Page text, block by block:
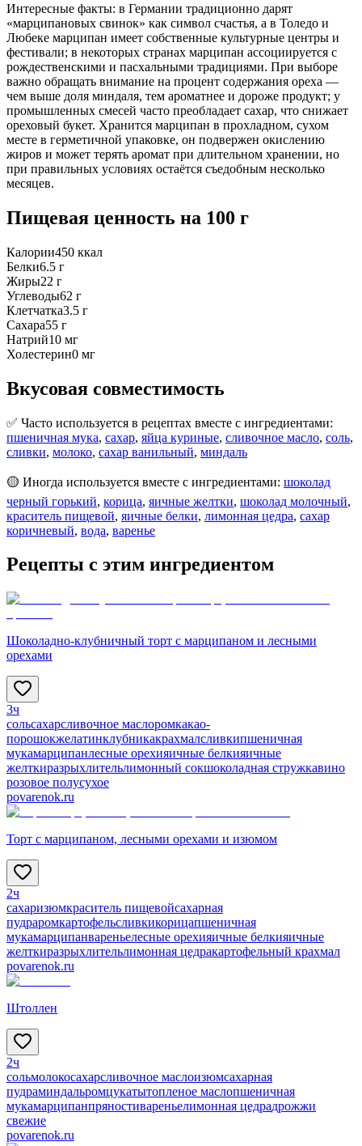
Интересные факты: в Германии традиционно дарят
«марципановых свинок» как символ счастья, а в Толедо и
Любеке марципан имеет собственные культурные центры и
фестивали; в некоторых странах марципан ассоциируется с
рождественскими и пасхальными традициями. При выборе
важно обращать внимание на процент содержания ореха —
чем выше доля миндаля, тем ароматнее и дороже продукт; у
промышленных смесей часто преобладает сахар, что снижает
ореховый букет. Хранится марципан в прохладном, сухом
месте в герметичной упаковке, он подвержен окислению
жиров и может терять аромат при длительном хранении, но
при правильных условиях остаётся съедобным несколько
месяцев.
Пищевая ценность на 100 г
Калории450 ккал
Белки6.5 г
Жиры22 г
Углеводы62 г
Клетчатка3.5 г
Сахара55 г
Натрий10 мг
Холестерин0 мг
Вкусовая совместимость
✅ Часто используется в рецептах вместе с ингредиентами:
пшеничная мука, сахар, яйца куриные, сливочное масло, соль,
сливки, молоко, сахар ванильный, миндаль
🟡 Иногда используется вместе с ингредиентами: шоколад
черный горький, корица, яичные желтки, шоколад молочный,
краситель пищевой, яичные белки, лимонная цедра, сахар
коричневый, вода, варенье
Рецепты с этим ингредиентом
Шоколадно-клубничный торт с марципаном и лесными
орехами
3ч
сольсахарсливочное маслоромкакао-
порошокжелатинклубникакрахмалсливкипшеничная
мукамарципанлесные орехияичные белкияичные
желткиразрыхлительлимонный сокшоколадная стружкавино
розовое полусухое
povarenok.ru
Торт с марципаном, лесными орехами и изюмом
2ч
сахаризюмкраситель пищевойсахарная
пудраромкартофельсливкикорицапшеничная
мукамарципанвареньелесные орехияичные белкияичные
желткиразрыхлительлимонная цедракартофельный крахмал
povarenok.ru
Штоллен
2ч
сольмолокосахарсливочное маслоизюмсахарная
пудраминдальромцукатытопленое маслопшеничная
мукамарципанпряностивареньелимонная цедрадрожжи
свежие
povarenok.ru